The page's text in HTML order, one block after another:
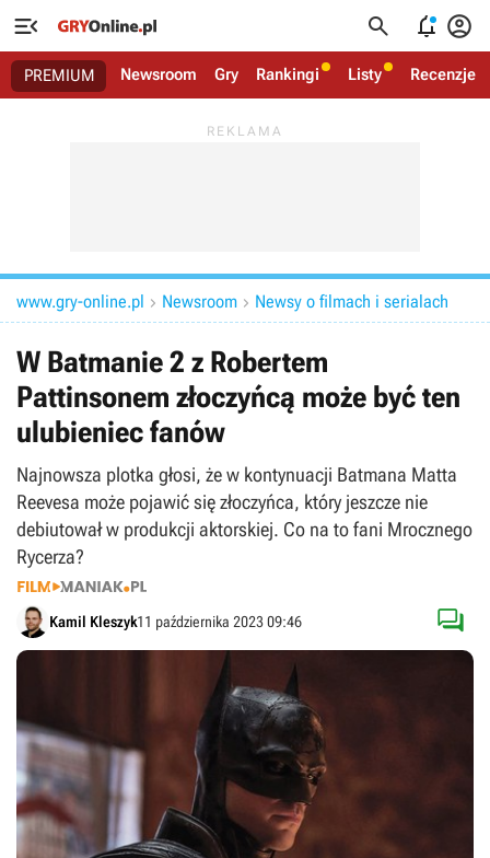
   
PREMIUM Newsroom Gry Rankingi Listy Recenzje
www.gry-online.pl  Newsroom  Newsy o filmach i serialach
W Batmanie 2 z Robertem
Pattinsonem złoczyńcą może być ten
ulubieniec fanów
Najnowsza plotka głosi, że w kontynuacji Batmana Matta
Reevesa może pojawić się złoczyńca, który jeszcze nie
debiutował w produkcji aktorskiej. Co na to fani Mrocznego
Rycerza?
Kamil Kleszyk11 października 2023 09:46 